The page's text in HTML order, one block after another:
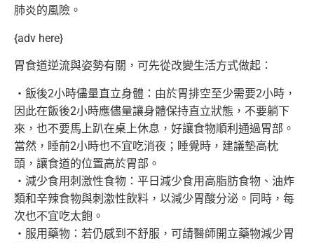
肺炎的風險。
{adv here}
胃食道逆流與姿勢有關，可先從改變生活方式做起：
‧飯後2小時儘量直立身體：由於胃排空至少需要2小時，
因此在飯後2小時應儘量讓身體保持直立狀態，不要躺下
來， 也不要馬上趴在桌上休息，好讓食物順利通過胃部。
當然， 睡前2小時也不宜吃消夜；睡覺時，建議墊高枕
頭， 讓食道的位置高於胃部。
‧減少食用刺激性食物：平日減少食用高脂肪食物、 油炸
類和辛辣食物與刺激性飲料，以減少胃酸分泌。同時， 每
次也不宜吃太飽。
‧服用藥物：若仍感到不舒服，可請醫師開立藥物減少胃